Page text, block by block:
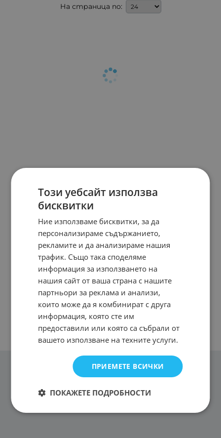
На страница по:
Този уебсайт използва
бисквитки
Ние използваме бисквитки, за да
персонализираме съдържанието,
рекламите и да анализираме нашия
трафик. Също така споделяме
информация за използването на
нашия сайт от ваша страна с нашите
партньори за реклама и анализи,
които може да я комбинират с друга
информация, която сте им
предоставили или която са събрали от
вашето използване на техните услуги.
ПРИЕМЕТЕ ВСИЧКИ
ПОКАЖЕТЕ ПОДРОБНОСТИ